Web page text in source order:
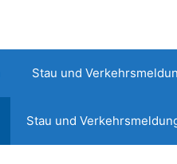
Stau und
Stau und